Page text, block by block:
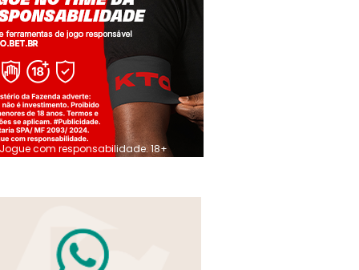
Jogue com responsabilidade. 18+